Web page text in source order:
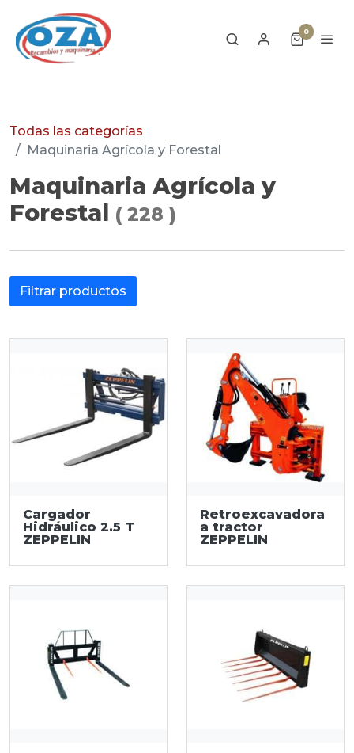
0
Todas las categorías
Maquinaria Agrícola y Forestal
Maquinaria Agrícola y
Forestal ( 228 )
Filtrar productos
Cargador
Hidráulico 2.5 T
ZEPPELIN
Retroexcavadora
a tractor
ZEPPELIN